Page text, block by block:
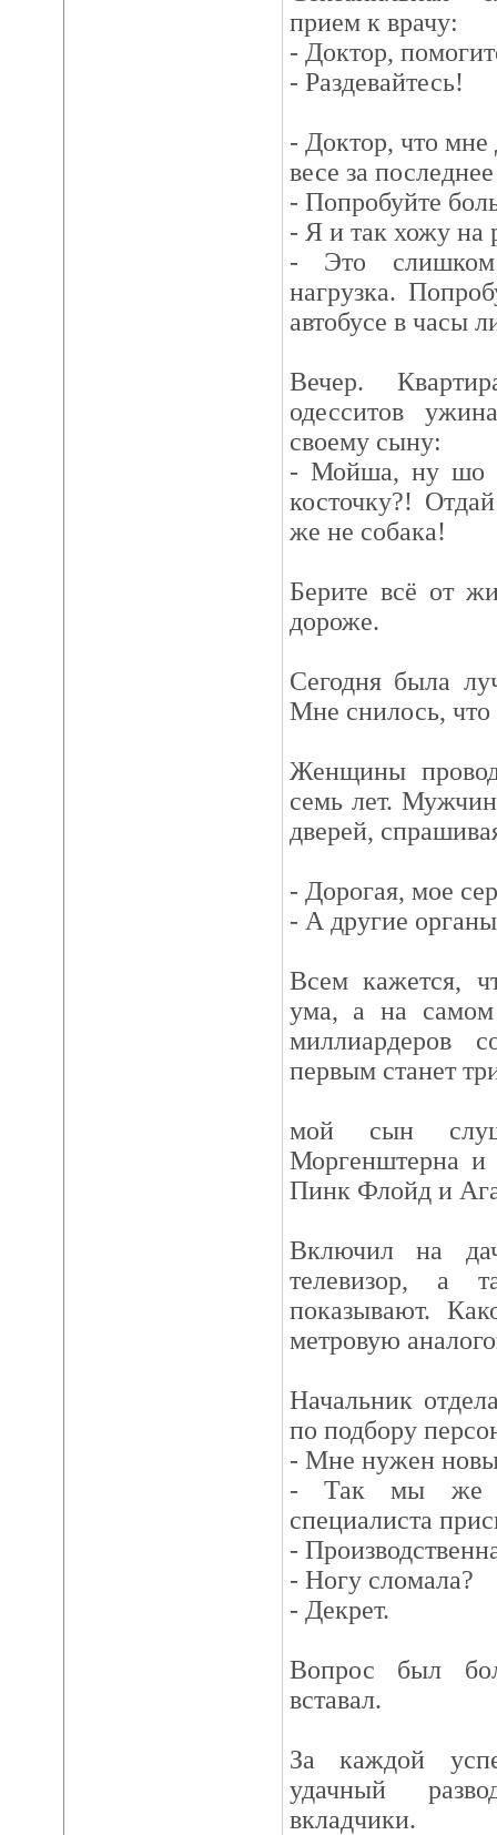
прием к врачу:
- Доктор,
- Раздевайтесь!
- Доктор, что мне
весе за
- Попробуйте
- Я и так хожу на
- Это слишком
нагрузка.
автобусе в часы
Вечер.
одесситов
своему сыну:
- Мойша, ну шо
косточку?!
же не собака!
Берите всё от
дороже.
Сегодня была
Мне снилось, что
Женщины
семь лет.
дверей,
- Дорогая, мое
- А другие
Всем кажется,
ума, а на самом
миллиардеров
первым станет
мой сын
Моргенштерна
Пинк Флойд и
Включил на
телевизор, а
показывают.
метровую
Начальник
по подбору
- Мне нужен
- Так мы же
специалиста
-
- Ногу сломала?
- Декрет.
Вопрос был
вставал.
За каждой
удачный
вкладчики.